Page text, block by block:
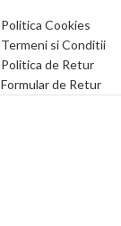
Politica Cookies
Termeni si Conditii
Politica de Retur
Formular de Retur